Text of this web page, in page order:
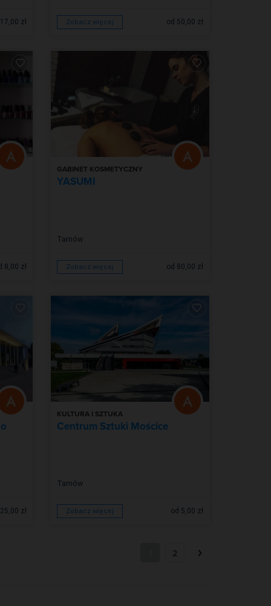
zł Zobacz więcej od 50,00 zł
8,00 zł
GABINET KOSMETYCZNY
YASUMI
Tarnów
Zobacz więcej od 80,00 zł
zł
KULTURA I SZTUKA
Centrum Sztuki Mościce
Tarnów
Zobacz więcej od 5,00 zł
2